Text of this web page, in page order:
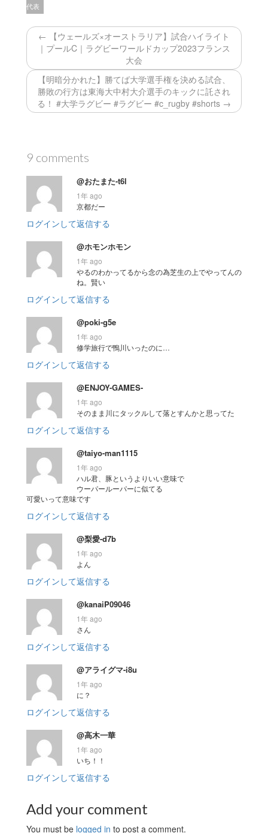
代表
← 【ウェールズ×オーストラリア】試合ハイライト
｜プールC｜ラグビーワールドカップ2023フランス
大会
【明暗分かれた】勝てば大学選手権を決める試合、
勝敗の行方は東海大中村大介選手のキックに託され
る！ #大学ラグビー #ラグビー #c_rugby #shorts →
9 comments
@おたまた-t6l
1年 ago
京都だー
ログインして返信する
@ホモンホモン
1年 ago
やるのわかってるから念の為芝生の上でやってんの
ね。賢い
ログインして返信する
@poki-g5e
1年 ago
修学旅行で鴨川いったのに…
ログインして返信する
@ENJOY-GAMES-
1年 ago
そのまま川にタックルして落とすんかと思ってた
ログインして返信する
@taiyo-man1115
1年 ago
ハル君、豚というよりいい意味で
ウーパールーパーに似てる
可愛いって意味です
ログインして返信する
@梨愛-d7b
1年 ago
よん
ログインして返信する
@kanaiP09046
1年 ago
さん
ログインして返信する
@アライグマ-i8u
1年 ago
に？
ログインして返信する
@高木一華
1年 ago
いち！！
ログインして返信する
Add your comment
You must be logged in to post a comment.